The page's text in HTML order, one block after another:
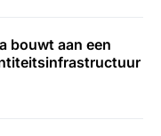
bouwt aan een